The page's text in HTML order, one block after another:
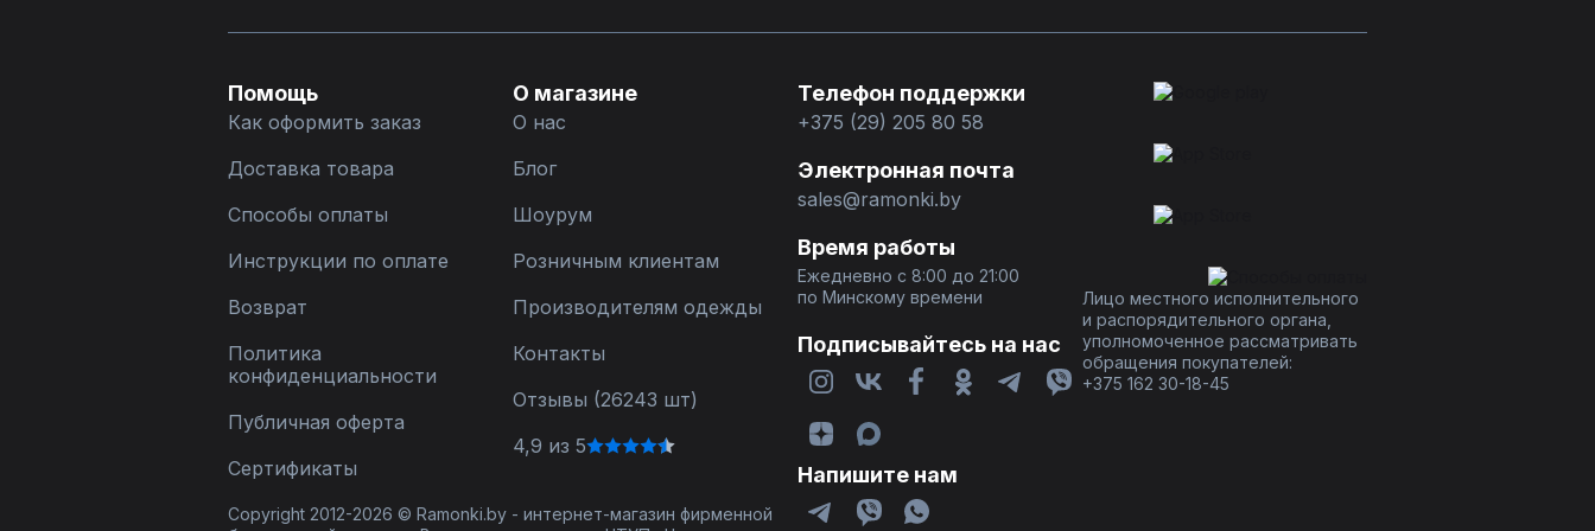
Помощь
Как оформить заказ
Доставка товара
Способы оплаты
Инструкции по оплате
Возврат
Политика
конфиденциальности
Публичная оферта
Сертификаты
О магазине
О нас
Блог
Шоурум
Розничным клиентам
Производителям одежды
Контакты
Отзывы (26243 шт)
4,9 из 5
Телефон поддержки
+375 (29) 205 80 58
Электронная почта
sales@ramonki.by
Время работы
Ежедневно с 8:00 до 21:00
по Минскому времени
Подписывайтесь на нас
Напишите нам
Лицо местного исполнительного
и распорядительного органа,
уполномоченное рассматривать
обращения покупателей:
+375 162 30-18-45
Copyright 2012-2026 © Ramonki.by - интернет-магазин фирменной